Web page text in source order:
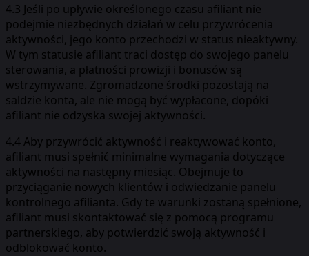
4.3 Jeśli po upływie określonego czasu afiliant nie
podejmie niezbędnych działań w celu przywrócenia
aktywności, jego konto przechodzi w status nieaktywny.
W tym statusie afiliant traci dostęp do swojego panelu
sterowania, a płatności prowizji i bonusów są
wstrzymywane. Zgromadzone środki pozostają na
saldzie konta, ale nie mogą być wypłacone, dopóki
afiliant nie odzyska swojej aktywności.
4.4 Aby przywrócić aktywność i reaktywować konto,
afiliant musi spełnić minimalne wymagania dotyczące
aktywności na następny miesiąc. Obejmuje to
przyciąganie nowych klientów i odwiedzanie panelu
kontrolnego afilianta. Gdy te warunki zostaną spełnione,
afiliant musi skontaktować się z pomocą programu
partnerskiego, aby potwierdzić swoją aktywność i
odblokować konto.